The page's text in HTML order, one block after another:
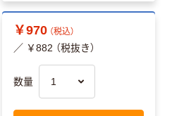
￥970 （税込）
／ ￥882 （税抜き）
数量